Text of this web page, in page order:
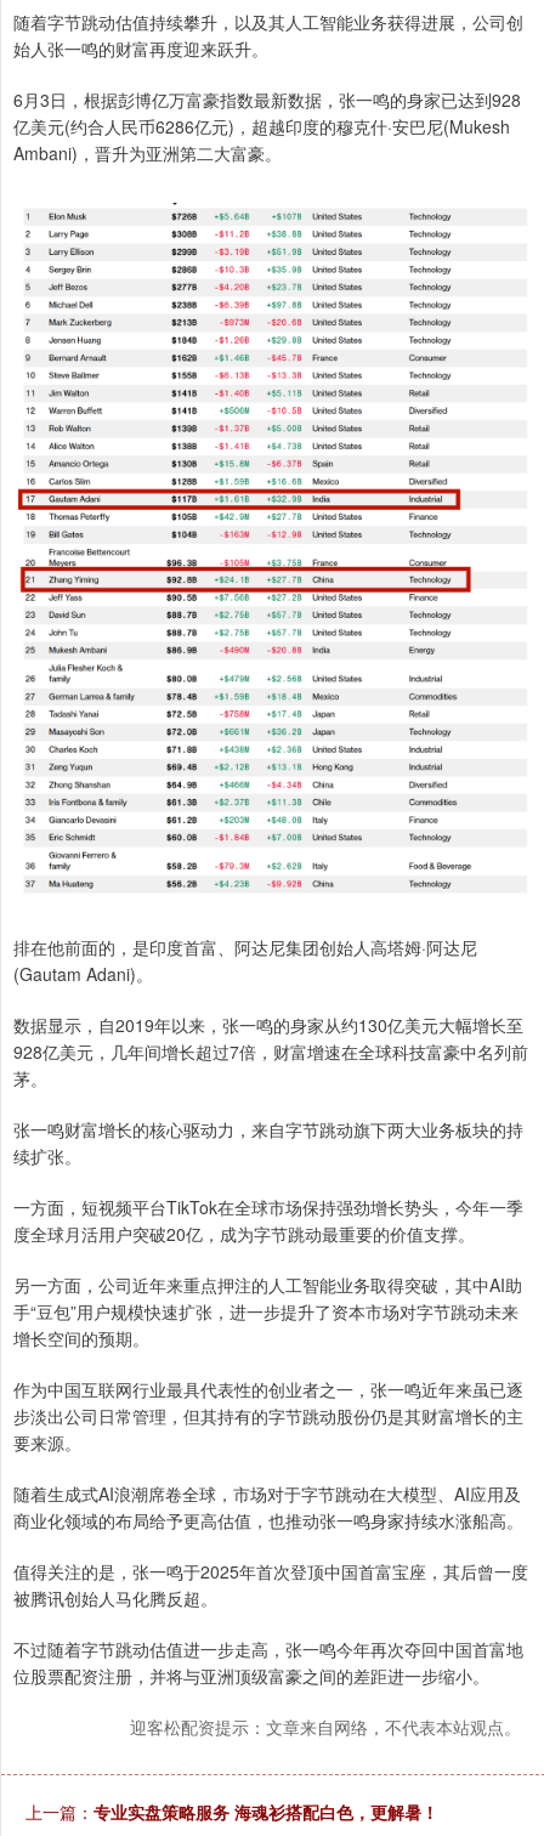
随着字节跳动估值持续攀升，以及其人工智能业务获得进展，公司创
始人张一鸣的财富再度迎来跃升。
6月3日，根据彭博亿万富豪指数最新数据，张一鸣的身家已达到928
亿美元(约合人民币6286亿元)，超越印度的穆克什·安巴尼(Mukesh
Ambani)，晋升为亚洲第二大富豪。
排在他前面的，是印度首富、阿达尼集团创始人高塔姆·阿达尼
(Gautam Adani)。
数据显示，自2019年以来，张一鸣的身家从约130亿美元大幅增长至
928亿美元，几年间增长超过7倍，财富增速在全球科技富豪中名列前
茅。
张一鸣财富增长的核心驱动力，来自字节跳动旗下两大业务板块的持
续扩张。
一方面，短视频平台TikTok在全球市场保持强劲增长势头，今年一季
度全球月活用户突破20亿，成为字节跳动最重要的价值支撑。
另一方面，公司近年来重点押注的人工智能业务取得突破，其中AI助
手“豆包”用户规模快速扩张，进一步提升了资本市场对字节跳动未来
增长空间的预期。
作为中国互联网行业最具代表性的创业者之一，张一鸣近年来虽已逐
步淡出公司日常管理，但其持有的字节跳动股份仍是其财富增长的主
要来源。
随着生成式AI浪潮席卷全球，市场对于字节跳动在大模型、AI应用及
商业化领域的布局给予更高估值，也推动张一鸣身家持续水涨船高。
值得关注的是，张一鸣于2025年首次登顶中国首富宝座，其后曾一度
被腾讯创始人马化腾反超。
不过随着字节跳动估值进一步走高，张一鸣今年再次夺回中国首富地
位股票配资注册，并将与亚洲顶级富豪之间的差距进一步缩小。
迎客松配资提示：文章来自网络，不代表本站观点。
上一篇： 专业实盘策略服务 海魂衫搭配白色，更解暑！